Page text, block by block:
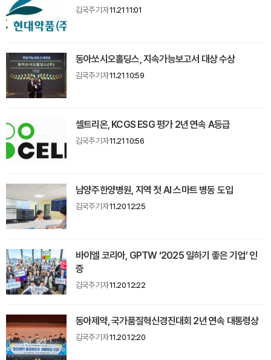
김국주 기자11.21 11:01
동아쏘시오홀딩스, 지속가능보고서 대상 수상
김국주 기자11.21 10:59
셀트리온, KCGS ESG 평가 2년 연속 A등급
김국주 기자11.21 10:56
남양주한양병원, 지역 첫 AI 스마트 병동 도입
김국주 기자11.20 12:25
바이엘 코리아, GPTW ‘2025 일하기 좋은 기업’ 인
증
김국주 기자11.20 12:22
동아제약, 국가품질혁신경진대회 2년 연속 대통령상
김국주 기자11.20 12:20